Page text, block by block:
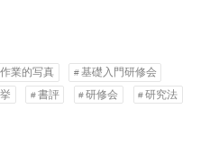
作業的写真
基礎入門研修会
書評 研修会
研究法